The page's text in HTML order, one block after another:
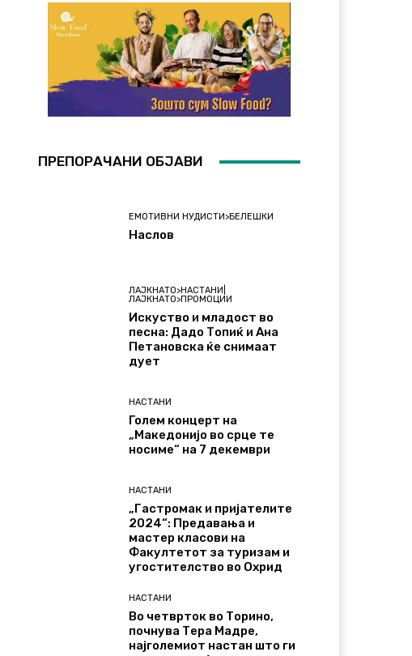
ПРЕПОРАЧАНИ ОБЈАВИ
ЕМОТИВНИ НУДИСТИ>БЕЛЕШКИ
Наслов
ЛАЈКНАТО>НАСТАНИ|
ЛАЈКНАТО>ПРОМОЦИИ
Искуство и младост во
песна: Дадо Топиќ и Ана
Петановска ќе снимаат
дует
НАСТАНИ
Голем концерт на
„Македонијо во срце те
носиме“ на 7 декември
НАСТАНИ
„Гастромак и пријателите
2024“: Предавања и
мастер класови на
Факултетот за туризам и
угостителство во Охрид
НАСТАНИ
Во четврток во Торино,
почнува Тера Мадре,
најголемиот настан што ги